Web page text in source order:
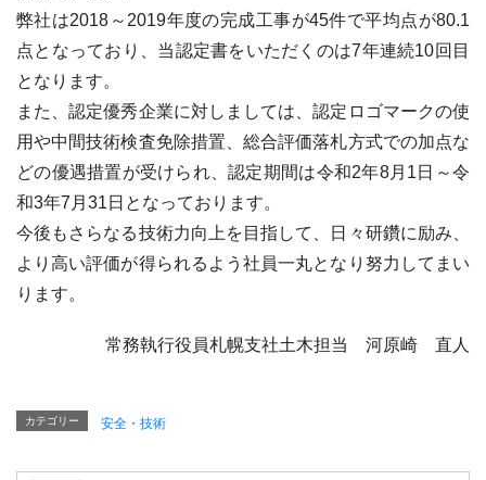
弊社は2018～2019年度の完成工事が45件で平均点が80.1
点となっており、当認定書をいただくのは7年連続10回目
となります。
また、認定優秀企業に対しましては、認定ロゴマークの使
用や中間技術検査免除措置、総合評価落札方式での加点な
どの優遇措置が受けられ、認定期間は令和2年8月1日～令
和3年7月31日となっております。
今後もさらなる技術力向上を目指して、日々研鑽に励み、
より高い評価が得られるよう社員一丸となり努力してまい
ります。
常務執行役員札幌支社土木担当 河原崎 直人
カテゴリー 安全・技術